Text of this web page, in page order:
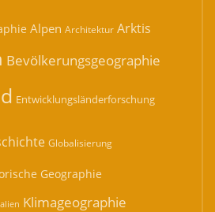
Alpen Architektur Arktis
Bevölkerungsgeographie
Entwicklungsländerforschung
Globalisierung
Geographie
Klimageographie